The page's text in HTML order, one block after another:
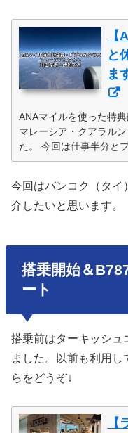
と
ま
ANAマイルを使った特
マレーシア・クアラル
た。 今回は仕事半分と
今回はバンコク（タイ
介したいと思います。
搭乗開始＆
ート
搭乗前はターキッシュ
ました。以前も利用
らをどうぞ↓